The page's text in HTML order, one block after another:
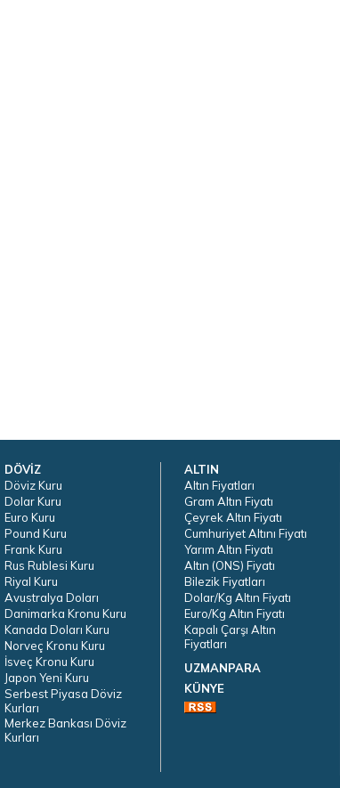
DÖVİZ
Döviz Kuru
Dolar Kuru
Euro Kuru
Pound Kuru
Frank Kuru
Rus Rublesi Kuru
Riyal Kuru
Avustralya Doları
Danimarka Kronu Kuru
Kanada Doları Kuru
Norveç Kronu Kuru
İsveç Kronu Kuru
Japon Yeni Kuru
Serbest Piyasa Döviz
Kurları
Merkez Bankası Döviz
Kurları
ALTIN
Altın Fiyatları
Gram Altın Fiyatı
Çeyrek Altın Fiyatı
Cumhuriyet Altını Fiyatı
Yarım Altın Fiyatı
Altın (ONS) Fiyatı
Bilezik Fiyatları
Dolar/Kg Altın Fiyatı
Euro/Kg Altın Fiyatı
Kapalı Çarşı Altın
Fiyatları
UZMANPARA
KÜNYE